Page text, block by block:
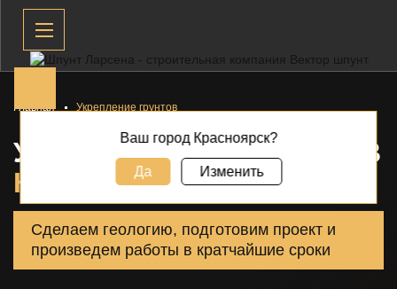
Главная Укрепление грунтов
УКРЕПЛЕНИЕ ГРУНТОВ В
КРАСНОЯРСКЕ
Сделаем геологию, подготовим проект и
произведем работы в кратчайшие сроки
Ваш город Красноярск?
Да Изменить